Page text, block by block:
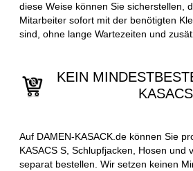
diese Weise können Sie sicherstellen,
Mitarbeiter sofort mit der benötigten
sind, ohne lange Wartezeiten und
KEIN
Auf DAMEN-KASACK.de können Sie
KASACS S, Schlupfjacken, Hosen und
separat bestellen. Wir setzen keinen